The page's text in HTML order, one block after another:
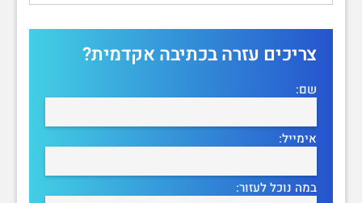
צריכים עזרה בכתיבה אקדמית?
שם:
אימייל:
במה נוכל לעזור: